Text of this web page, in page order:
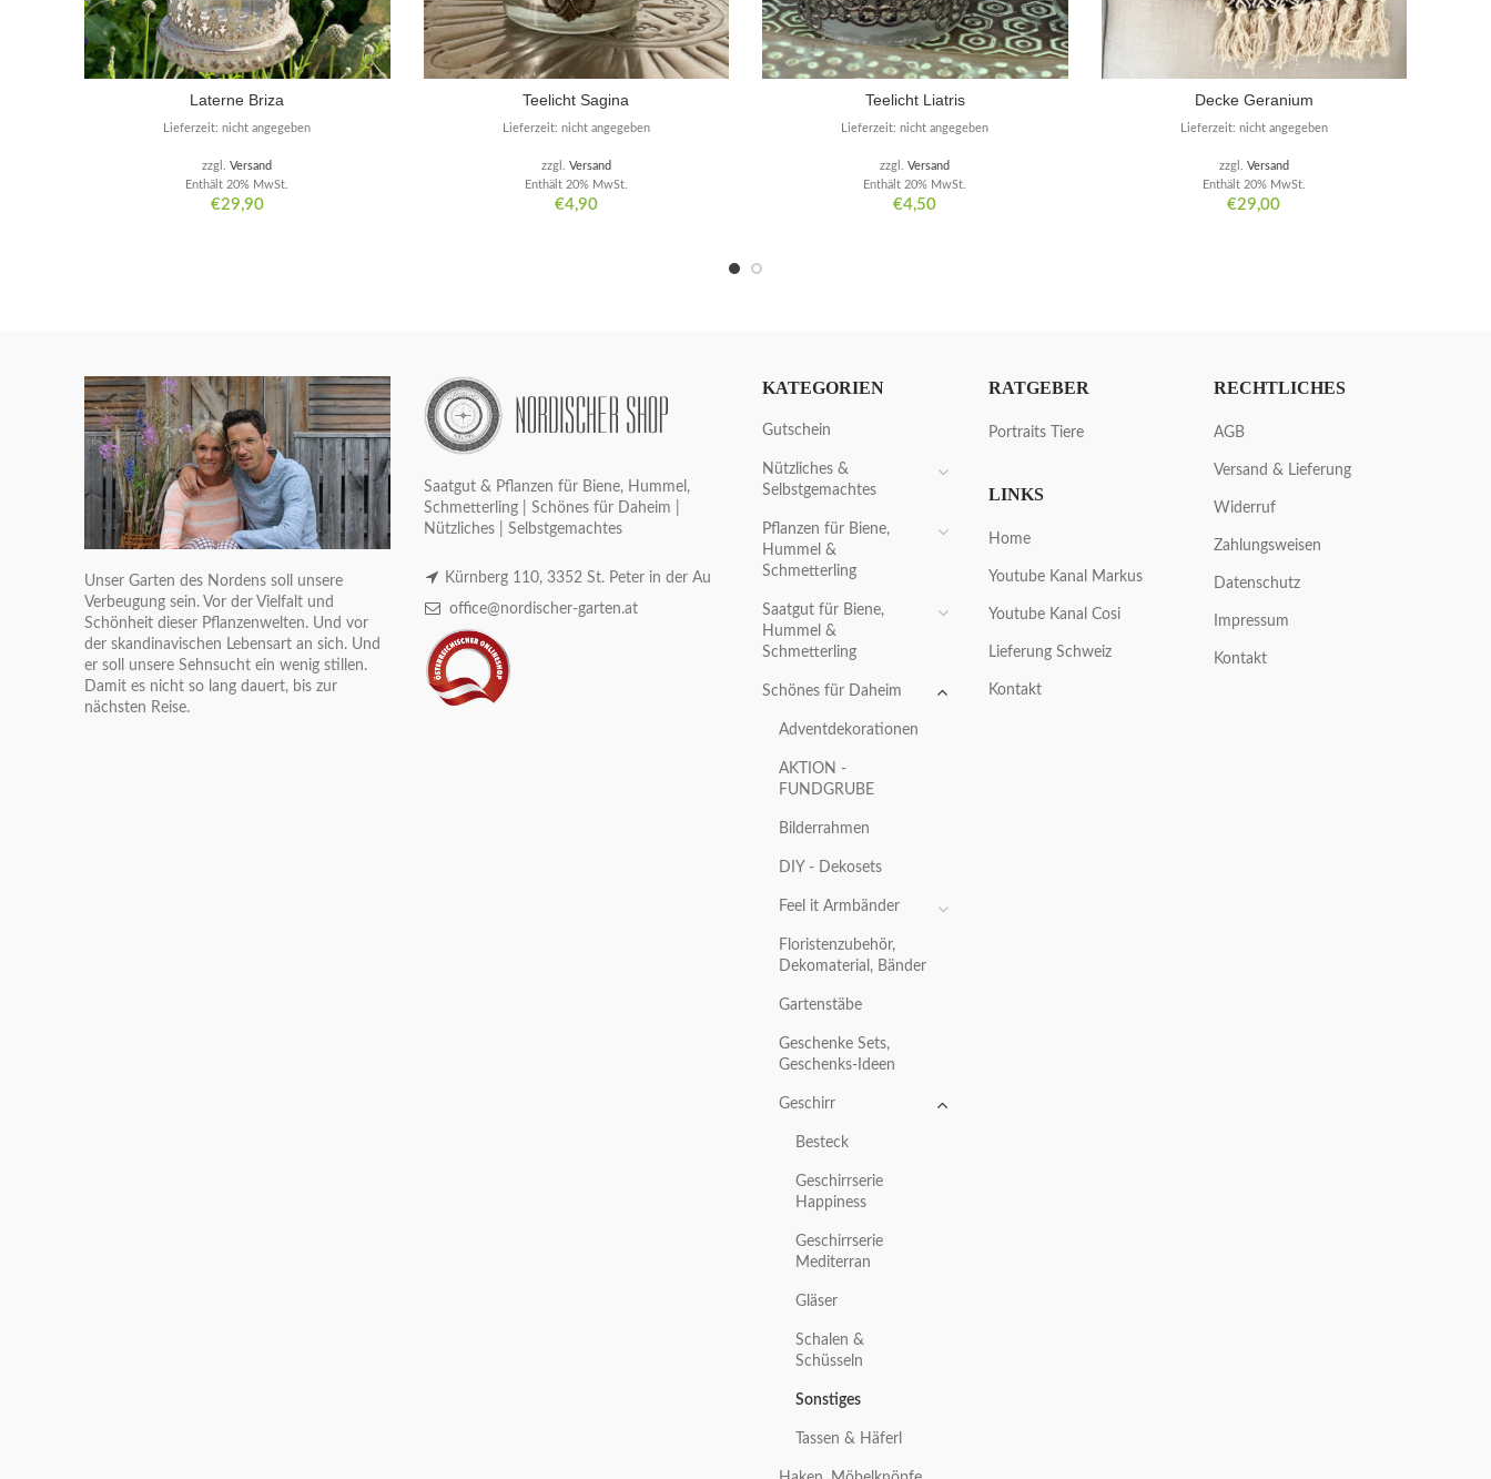
Laterne Briza
€29,90
Enthält 20% MwSt.
zzgl.Versand
Lieferzeit: nicht angegeben
Teelicht Sagina
€4,90
Enthält 20% MwSt.
zzgl. Versand
Lieferzeit: nicht angegeben
Teelicht Liatris
€4,50
Enthält 20% MwSt.
zzgl.Versand
Lieferzeit: nicht angegeben
Decke Geranium
€29,00
Enthält 20% MwSt.
zzgl. Versand
Lieferzeit: nicht angegeben
Unser Garten des Nordens soll unsere
Verbeugung sein. Vor der Vielfalt und
Schönheit dieser Pflanzenwelten. Und vor
der skandinavischen Lebensart an sich. Und
er soll unsere Sehnsucht ein wenig stillen.
Damit es nicht so lang dauert, bis zur
nächsten Reise.
Saatgut & Pflanzen für Biene, Hummel,
Schmetterling | Schönes für Daheim |
Nützliches | Selbstgemachtes
Kürnberg 110, 3352 St. Peter in der Au
office@nordischer-garten.at
KATEGORIEN
Gutschein
Nützliches &
Selbstgemachtes
Pflanzen für Biene,
Hummel &
Schmetterling
Saatgut für Biene,
Hummel &
Schmetterling
Schönes für Daheim
Adventdekorationen
AKTION -
FUNDGRUBE
Bilderrahmen
DIY - Dekosets
Feel it Armbänder
Floristenzubehör,
Dekomaterial, Bänder
Gartenstäbe
Geschenke Sets,
Geschenks-Ideen
Geschirr
Besteck
Geschirrserie
Happiness
Geschirrserie
Mediterran
Gläser
Schalen &
Schüsseln
Sonstiges
Tassen & Häferl
RATGEBER
Portraits Tiere
LINKS
Home
Youtube Kanal Markus
Youtube Kanal Cosi
Lieferung Schweiz
Kontakt
RECHTLICHES
AGB
Versand & Lieferung
Widerruf
Zahlungsweisen
Datenschutz
Impressum
Kontakt